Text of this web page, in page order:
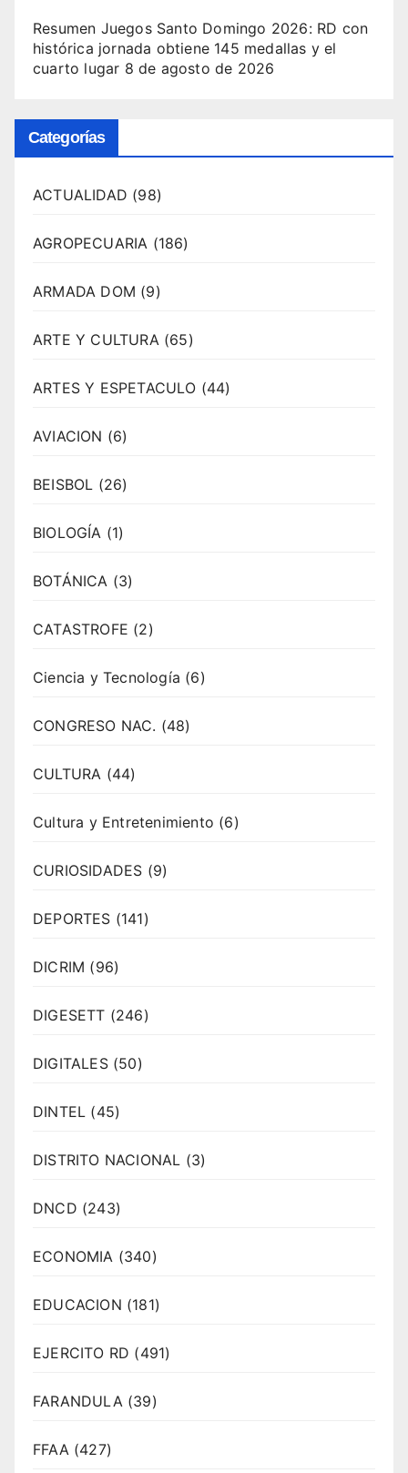
Resumen Juegos Santo Domingo 2026: RD con
histórica jornada obtiene 145 medallas y el
cuarto lugar 8 de agosto de 2026
Categorías
ACTUALIDAD (98)
AGROPECUARIA (186)
ARMADA DOM (9)
ARTE Y CULTURA (65)
ARTES Y ESPETACULO (44)
AVIACION (6)
BEISBOL (26)
BIOLOGÍA (1)
BOTÁNICA (3)
CATASTROFE (2)
Ciencia y Tecnología (6)
CONGRESO NAC. (48)
CULTURA (44)
Cultura y Entretenimiento (6)
CURIOSIDADES (9)
DEPORTES (141)
DICRIM (96)
DIGESETT (246)
DIGITALES(50)
DINTEL (45)
DISTRITO NACIONAL (3)
DNCD (243)
ECONOMIA (340)
EDUCACION (181)
EJERCITO RD (491)
FARANDULA (39)
FFAA (427)